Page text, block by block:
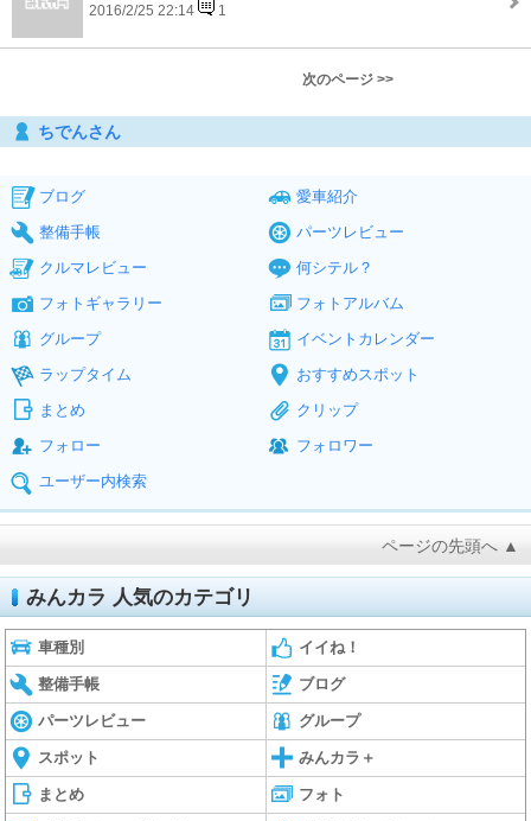
2016/2/25 22:14 1
次のページ >>
ちでんさん
ブログ
愛車紹介
整備手帳
パーツレビュー
クルマレビュー
何シテル？
フォトギャラリー
フォトアルバム
グループ
イベントカレンダー
ラップタイム
おすすめスポット
まとめ
クリップ
フォロー
フォロワー
ユーザー内検索
ページの先頭へ ▲
みんカラ 人気のカテゴリ
車種別 イイね！
整備手帳 ブログ
パーツレビュー グループ
スポット みんカラ＋
まとめ フォト